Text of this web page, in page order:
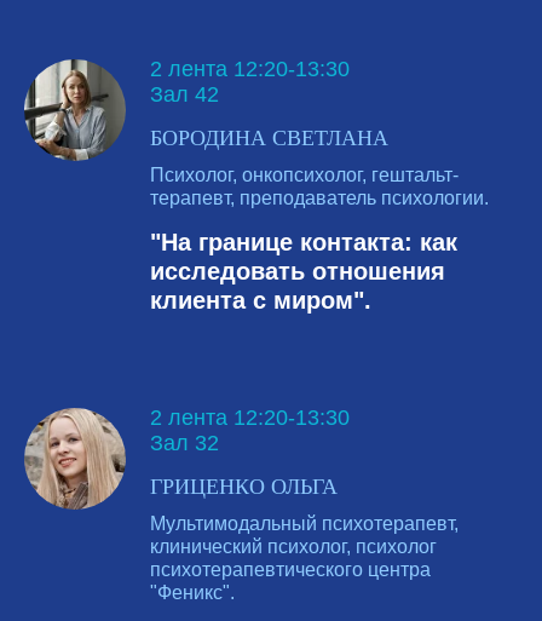
2 лента 12:20-13:30
Зал 42
БОРОДИНА СВЕТЛАНА
Психолог, онкопсихолог, гештальт-
терапевт, преподаватель психологии.
"На границе контакта: как
исследовать отношения
клиента с миром".
2 лента 12:20-13:30
Зал 32
ГРИЦЕНКО ОЛЬГА
Мультимодальный психотерапевт,
клинический психолог, психолог
психотерапевтического центра
"Феникс".